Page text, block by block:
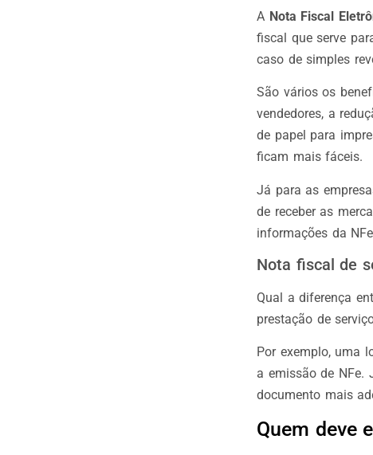
A Nota Fiscal
fiscal que serve
caso de simples
São vários os
vendedores, a
de papel para
ficam mais fáceis.
Já para as
de receber as
informações da
Nota fiscal de
Qual a diferença
prestação de
Por exemplo, uma
a emissão de NFe.
documento mais
Quem deve